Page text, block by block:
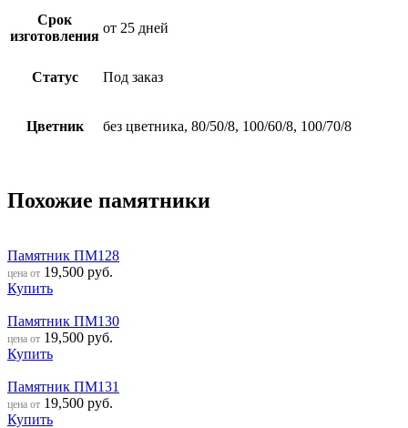
Срок
изготовления
от 25 дней
Статус Под заказ
Цветник без цветника, 80/50/8, 100/60/8, 100/70/8
Похожие памятники
Памятник ПМ128
цена от 19,500 руб.
Купить
Памятник ПМ130
цена от 19,500 руб.
Купить
Памятник ПМ131
цена от 19,500 руб.
Купить